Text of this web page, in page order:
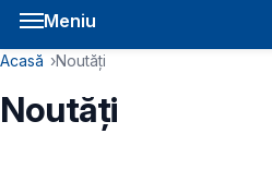
Meniu
Navigație principală
Cale de navigare
Acasă Noutăți
Noutăți